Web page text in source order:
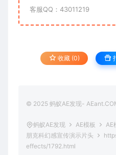
客服QQ：43011219
收藏 (0)
© 2025 蚂蚁AE发现-
蚂蚁AE发现 AE模板
AE
朋克科幻感宣传演示片头
effects/1792.html